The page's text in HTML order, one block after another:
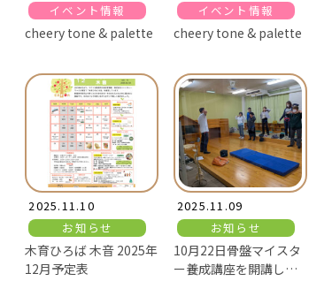
イベント情報
cheery tone & palette
イベント情報
cheery tone & palette
2025.11.10
お知らせ
木育ひろば 木音 2025年
12月予定表
2025.11.09
お知らせ
10月22日骨盤マイスタ
ー養成講座を開講しま